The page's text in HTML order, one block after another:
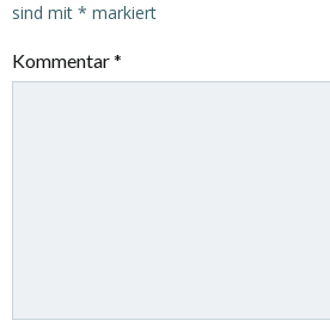
sind mit * markiert
Kommentar*